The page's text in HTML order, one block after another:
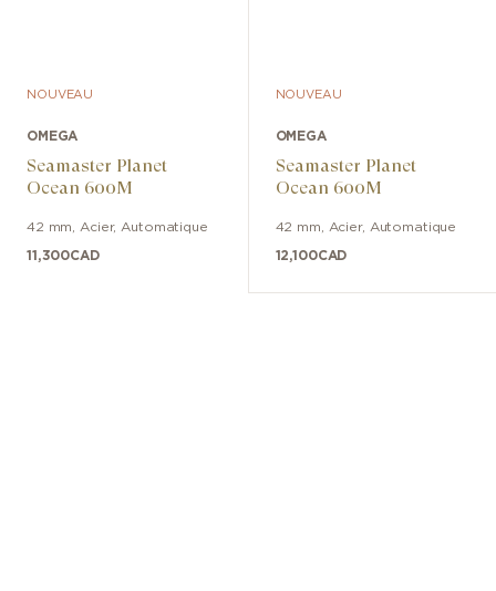
NOUVEAU
OMEGA
Seamaster Planet
Ocean 600M
42 mm Acier, Automatique
11,300CAD
NOUVEAU
OMEGA
Seamaster Planet
Ocean 600M
42 mm Acier, Automatique
12,100CAD